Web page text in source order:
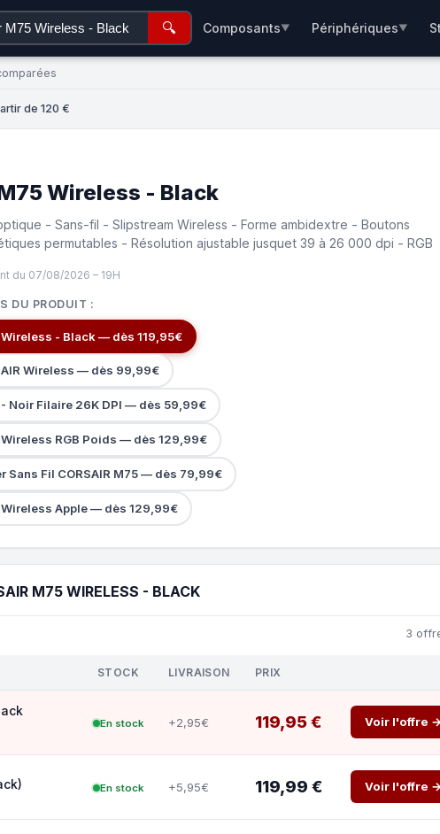
🔍 Composants▼ Périphériques▼
de 120 €
Wireless - Black
- Sans-fil - Slipstream Wireless - Forme ambidextre - Boutons
permutables - Résolution ajustable jusquet 39 à 26 000 dpi - RGB
du 07/08/2026 – 19H
DU PRODUIT :
- Black — dès 119,95€
Wireless — dès 99,99€
Noir Filaire 26K DPI — dès 59,99€
RGB Poids — dès 129,99€
Sans Fil CORSAIR M75 — dès 79,99€
Apple — dès 129,99€
M75 WIRELESS - BLACK
3
STOCK LIVRAISON PRIX
En stock +2,95€ 119,95 € Voir l'offre →
En stock +5,95€ 119,99 € Voir l'offre →